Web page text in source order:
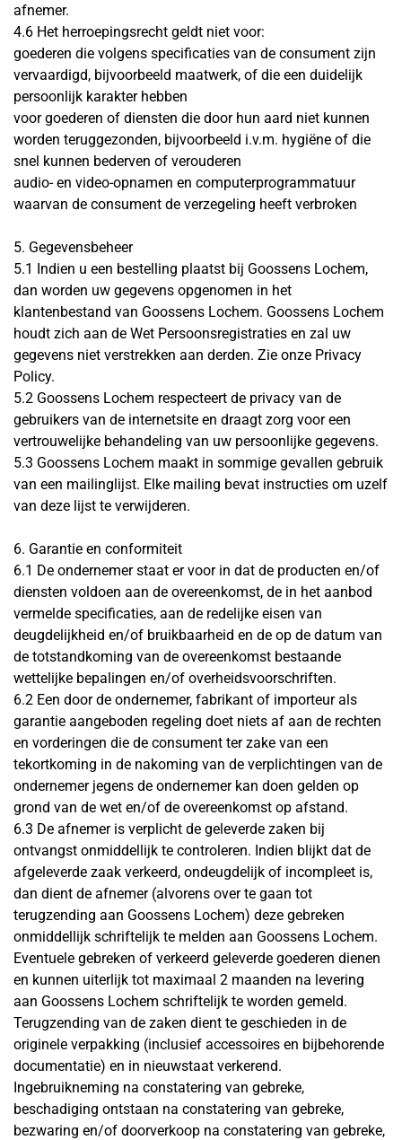
afnemer.
4.6 Het herroepingsrecht geldt niet voor:
goederen die volgens specificaties van de consument zijn
vervaardigd, bijvoorbeeld maatwerk, of die een duidelijk
persoonlijk karakter hebben
voor goederen of diensten die door hun aard niet kunnen
worden teruggezonden, bijvoorbeeld i.v.m. hygiëne of die
snel kunnen bederven of verouderen
audio- en video-opnamen en computerprogrammatuur
waarvan de consument de verzegeling heeft verbroken
5. Gegevensbeheer
5.1 Indien u een bestelling plaatst bij Goossens Lochem,
dan worden uw gegevens opgenomen in het
klantenbestand van Goossens Lochem. Goossens Lochem
houdt zich aan de Wet Persoonsregistraties en zal uw
gegevens niet verstrekken aan derden. Zie onze Privacy
Policy.
5.2 Goossens Lochem respecteert de privacy van de
gebruikers van de internetsite en draagt zorg voor een
vertrouwelijke behandeling van uw persoonlijke gegevens.
5.3 Goossens Lochem maakt in sommige gevallen gebruik
van een mailinglijst. Elke mailing bevat instructies om uzelf
van deze lijst te verwijderen.
6. Garantie en conformiteit
6.1 De ondernemer staat er voor in dat de producten en/of
diensten voldoen aan de overeenkomst, de in het aanbod
vermelde specificaties, aan de redelijke eisen van
deugdelijkheid en/of bruikbaarheid en de op de datum van
de totstandkoming van de overeenkomst bestaande
wettelijke bepalingen en/of overheidsvoorschriften.
6.2 Een door de ondernemer, fabrikant of importeur als
garantie aangeboden regeling doet niets af aan de rechten
en vorderingen die de consument ter zake van een
tekortkoming in de nakoming van de verplichtingen van de
ondernemer jegens de ondernemer kan doen gelden op
grond van de wet en/of de overeenkomst op afstand.
6.3 De afnemer is verplicht de geleverde zaken bij
ontvangst onmiddellijk te controleren. Indien blijkt dat de
afgeleverde zaak verkeerd, ondeugdelijk of incompleet is,
dan dient de afnemer (alvorens over te gaan tot
terugzending aan Goossens Lochem) deze gebreken
onmiddellijk schriftelijk te melden aan Goossens Lochem.
Eventuele gebreken of verkeerd geleverde goederen dienen
en kunnen uiterlijk tot maximaal 2 maanden na levering
aan Goossens Lochem schriftelijk te worden gemeld.
Terugzending van de zaken dient te geschieden in de
originele verpakking (inclusief accessoires en bijbehorende
documentatie) en in nieuwstaat verkerend.
Ingebruikneming na constatering van gebreke,
beschadiging ontstaan na constatering van gebreke,
bezwaring en/of doorverkoop na constatering van gebreke,